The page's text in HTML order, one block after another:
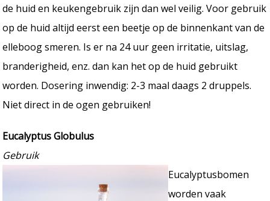
de huid en keukengebruik zijn dan wel veilig. Voor gebruik
op de huid altijd eerst een beetje op de binnenkant van de
elleboog smeren. Is er na 24 uur geen irritatie, uitslag,
branderigheid, enz. dan kan het op de huid gebruikt
worden. Dosering inwendig: 2-3 maal daags 2 druppels.
Niet direct in de ogen gebruiken!
Eucalyptus Globulus
Gebruik
Eucalyptusbomen
worden vaak